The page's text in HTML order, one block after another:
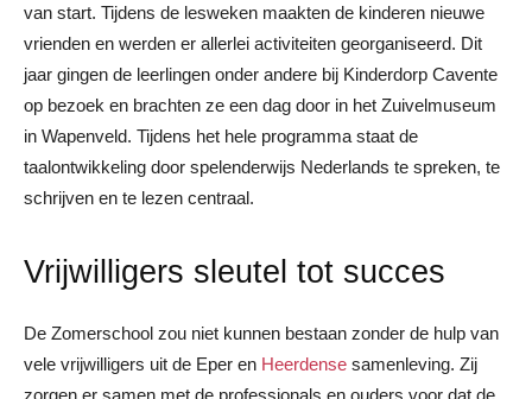
van start. Tijdens de lesweken maakten de kinderen nieuwe
vrienden en werden er allerlei activiteiten georganiseerd. Dit
jaar gingen de leerlingen onder andere bij Kinderdorp Cavente
op bezoek en brachten ze een dag door in het Zuivelmuseum
in Wapenveld. Tijdens het hele programma staat de
taalontwikkeling door spelenderwijs Nederlands te spreken, te
schrijven en te lezen centraal.
Vrijwilligers sleutel tot succes
De Zomerschool zou niet kunnen bestaan zonder de hulp van
vele vrijwilligers uit de Eper en Heerdense samenleving. Zij
zorgen er samen met de professionals en ouders voor dat de